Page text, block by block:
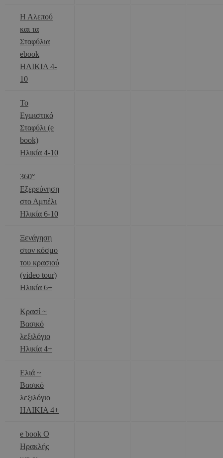
Η Αλεπού
και τα
Σταφύλια
ebook
ΗΛΙΚΙΑ 4-
10
Το
Εγωιστικό
Σταφύλι (e
book)
Ηλικία 4-10
360°
Εξερεύνηση
στο Αμπέλι
Ηλικία 6-10
Ξενάγηση
στον κόσμο
του κρασιού
(video tour)
Ηλικία 6+
Κρασί ~
Βασικό
λεξιλόγιο
Ηλικία 4+
Ελιά ~
Βασικό
λεξιλόγιο
ΗΛΙΚΙΑ 4+
e book Ο
Ηρακλής